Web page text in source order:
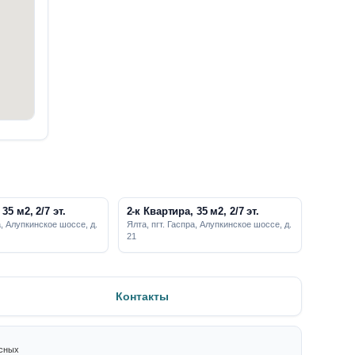
м2, 2/7 эт.
Алупкинское шоссе, д.
2-к Квартира, 35 м2, 2/7 эт.
Ялта, пгт. Гаспра, Алупкинское шоссе, д.
21
Контакты